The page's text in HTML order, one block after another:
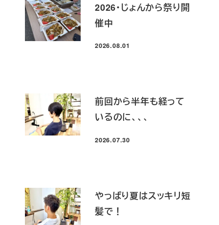
2026・じょんから祭り開
催中
投稿日
2026.08.01
前回から半年も経って
いるのに、、、
投稿日
2026.07.30
やっぱり夏はスッキリ短
髪で！